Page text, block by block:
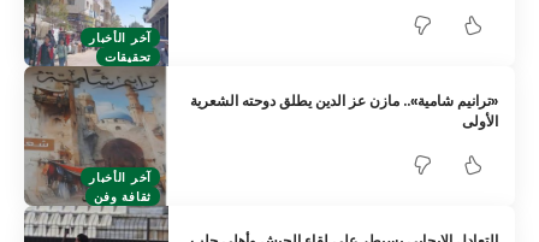
آخر الأخبار
تحقيقات
آخر الأخبار
ثقافة وفن
«ترانيم شامية».. مازن عز الدين يطلق دوحته الشعرية
الأولى